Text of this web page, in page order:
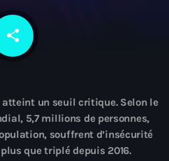
share
email
un seuil critique. Selon le
5,7 millions de personnes,
souffrent d’insécurité
que triplé depuis 2016.